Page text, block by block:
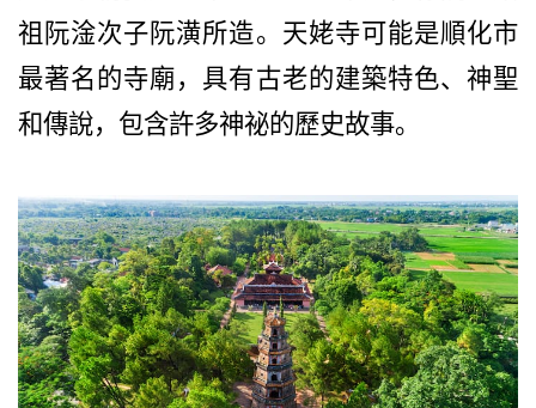
作
夥
越
旅
行
社
祖阮淦次子阮潢所造。天姥寺可能是順化市
最著名的寺廟，具有古老的建築特色、神聖
和傳說，包含許多神祕的歷史故事。